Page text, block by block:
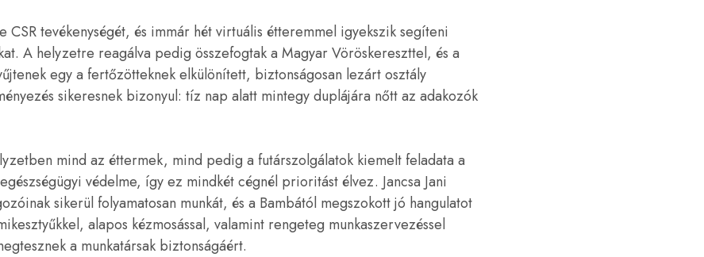
tevékenységét, és immár hét virtuális étteremmel igyekszik segíteni
A helyzetre reagálva pedig összefogtak a Magyar Vöröskereszttel, és a
egy a fertőzötteknek elkülönített, biztonságosan lezárt osztály
sikeresnek bizonyul: tíz nap alatt mintegy duplájára nőtt az adakozók
mind az éttermek, mind pedig a futárszolgálatok kiemelt feladata a
védelme, így ez mindkét cégnél prioritást élvez. Jancsa Jani
sikerül folyamatosan munkát, és a Bambától megszokott jó hangulatot
alapos kézmosással, valamint rengeteg munkaszervezéssel
a munkatársak biztonságáért.